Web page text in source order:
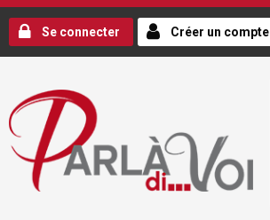
Se connecter Créer un compte